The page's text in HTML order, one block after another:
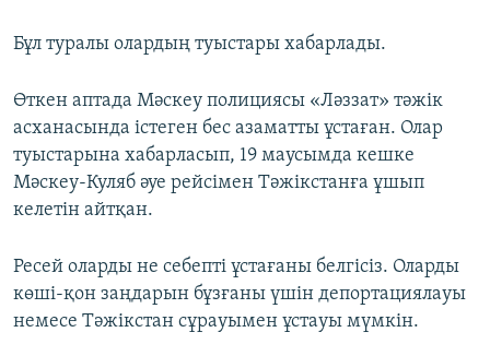
Бұл туралы олардың туыстары хабарлады.
Өткен аптада Мәскеу полициясы «Ләззат» тәжік
асханасында істеген бес азаматты ұстаған. Олар
туыстарына хабарласып, 19 маусымда кешке
Мәскеу-Куляб әуе рейсімен Тәжікстанға ұшып
келетін айтқан.
Ресей оларды не себепті ұстағаны белгісіз. Оларды
көші-қон заңдарын бұзғаны үшін депортациялауы
немесе Тәжікстан сұрауымен ұстауы мүмкін.